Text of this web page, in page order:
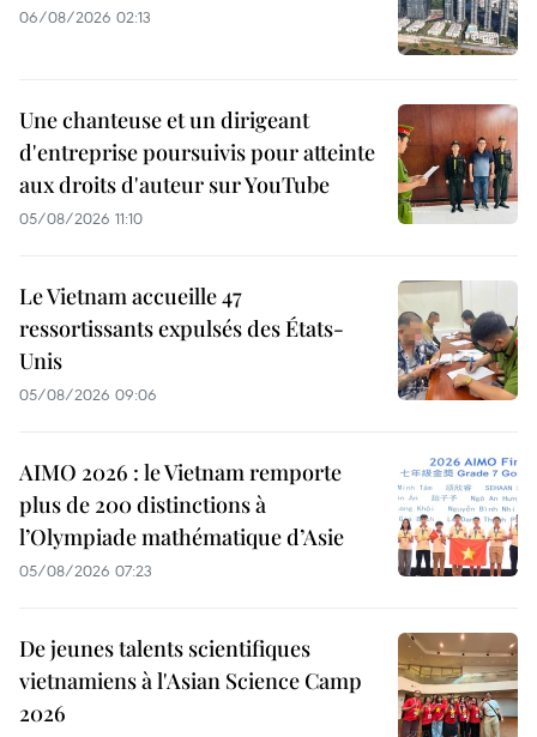
06/08/2026 02:13
Une chanteuse et un dirigeant
d'entreprise poursuivis pour atteinte
aux droits d'auteur sur YouTube
05/08/2026 11:10
Le Vietnam accueille 47
ressortissants expulsés des États-
Unis
05/08/2026 09:06
AIMO 2026 : le Vietnam remporte
plus de 200 distinctions à
l’Olympiade mathématique d’Asie
05/08/2026 07:23
De jeunes talents scientifiques
vietnamiens à l'Asian Science Camp
2026